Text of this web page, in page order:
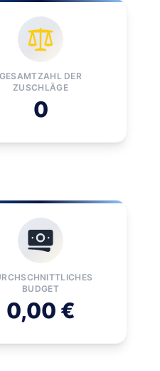
GESAMTZAHL DER
ZUSCHLÄGE
0
BUDGET
0,00 €